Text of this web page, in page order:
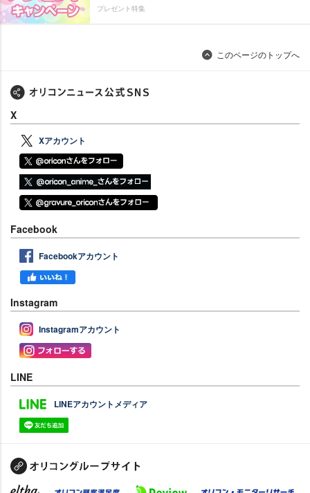
プレゼント特集
このページのトップへ
X
Xアカウント
Facebook
Facebookアカウント
Instagram
Instagramアカウント
LINE
LINEアカウントメディア